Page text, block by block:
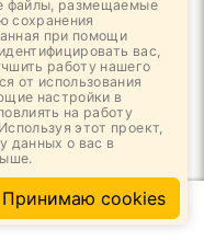
1 1112
файлы, размещаемые
сохранения
при помощи
вас,
работу нашего
от использования
настройки в
на работу
этот проект,
данных о вас в
Принимаю cookies